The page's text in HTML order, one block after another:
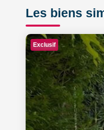
Les biens
Exclusif